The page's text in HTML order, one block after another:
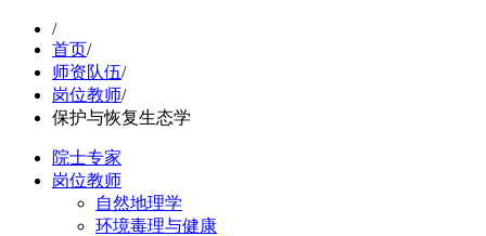
/
首页/
师资队伍/
岗位教师/
保护与恢复生态学
院士专家
岗位教师
自然地理学
环境毒理与健康